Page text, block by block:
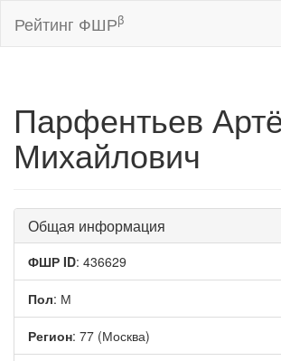
Рейтинг ФШРβ
Парфентьев
Михайлович
Общая информация
ФШР ID: 436629
Пол: М
Регион: 77 (Москва)